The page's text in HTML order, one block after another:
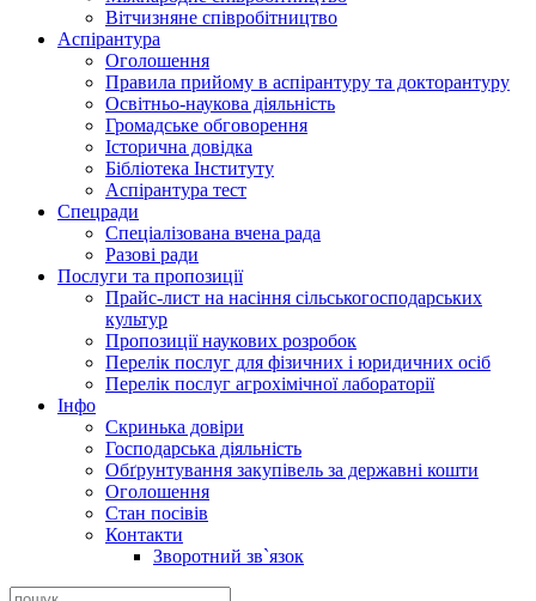
Вітчизняне співробітництво
Аспірантура
Оголошення
Правила прийому в аспірантуру та докторантуру
Освітньо-наукова діяльність
Громадське обговорення
Історична довідка
Бібліотека Інституту
Аспірантура тест
Спецради
Спеціалізована вчена рада
Разові ради
Послуги та пропозиції
Прайс-лист на насіння сільськогосподарських
культур
Пропозиції наукових розробок
Перелік послуг для фізичних і юридичних осіб
Перелік послуг агрохімічної лабораторії
Інфо
Скринька довіри
Господарська діяльність
Обґрунтування закупівель за державні кошти
Оголошення
Стан посівів
Контакти
Зворотний зв`язок